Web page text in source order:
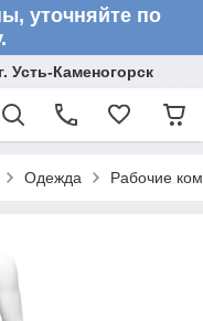
уточняйте по
Усть-Каменогорск
Одежда Рабочие